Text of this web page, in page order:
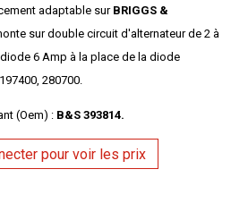
adaptable surBRIGGS &
sur double circuit d'alternateur de 2 à
6 Amp à la place de la diode
280700.
(Oem) :B&S 393814.
pour voir les prix